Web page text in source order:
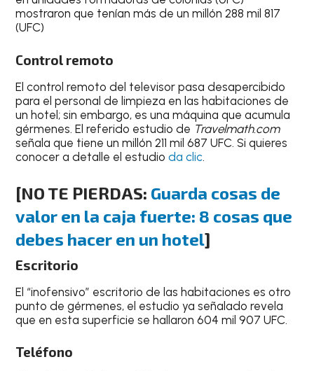
mostraron que tenían más de un millón 288 mil 817
(UFC)
Control remoto
El control remoto del televisor pasa desapercibido
para el personal de limpieza en las habitaciones de
un hotel; sin embargo, es una máquina que acumula
gérmenes. El referido estudio de Travelmath.com
señala que tiene un millón 211 mil 687 UFC. Si quieres
conocer a detalle el estudioda clic.
[NO TE PIERDAS: Guarda cosas de
valor en la caja fuerte: 8 cosas que
debes hacer en un hotel]
Escritorio
El “inofensivo” escritorio de las habitaciones es otro
punto de gérmenes, el estudio ya señalado revela
que en esta superficie se hallaron 604 mil 907 UFC.
Teléfono